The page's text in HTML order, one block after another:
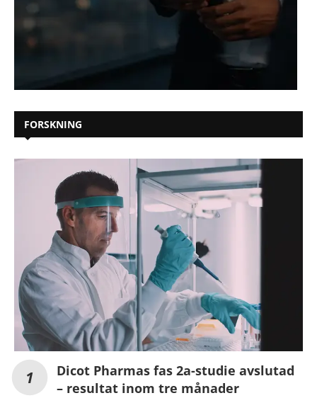
FORSKNING
Dicot Pharmas fas 2a-studie avslutad
– resultat inom tre månader